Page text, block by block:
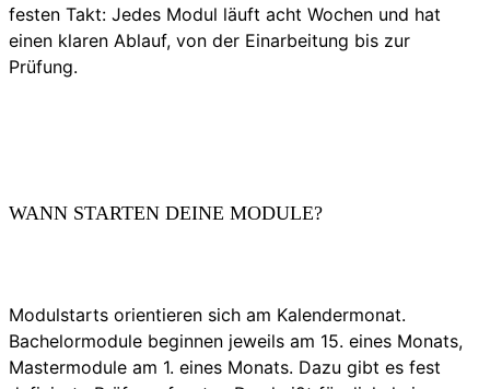
festen Takt: Jedes Modul läuft acht Wochen und hat
einen klaren Ablauf, von der Einarbeitung bis zur
Prüfung.
WANN STARTEN DEINE MODULE?
Modulstarts orientieren sich am Kalendermonat.
Bachelormodule beginnen jeweils am 15. eines Monats,
Mastermodule am 1. eines Monats. Dazu gibt es fest